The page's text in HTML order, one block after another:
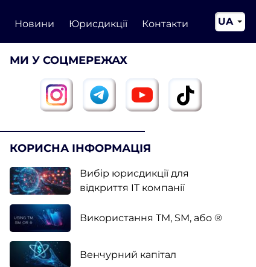
Новини Юрисдикції Контакти
UA
EN
МИ У СОЦМЕРЕЖАХ
КОРИСНА ІНФОРМАЦІЯ
Вибір юрисдикції для
відкриття IT компанії
Використання TM, SM, або ®
Венчурний капітал